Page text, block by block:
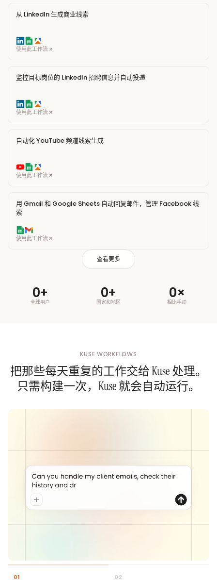
从 LinkedIn 生成商业线索
使用此工作流
监控目标岗位的 LinkedIn 招聘信息并自动投递
使用此工作流
自动化 YouTube 频道线索生成
使用此工作流
用 Gmail 和 Google Sheets 自动回复邮件，管理 Facebook 线
索
使用此工作流
查看更多
0+
全球用户
0+
国家和地区
0×
相比手动
KUSE WORKFLOWS
把那些每天重复的工作交给 Kuse 处理。
只需构建一次，Kuse 就会自动运行。
01 02